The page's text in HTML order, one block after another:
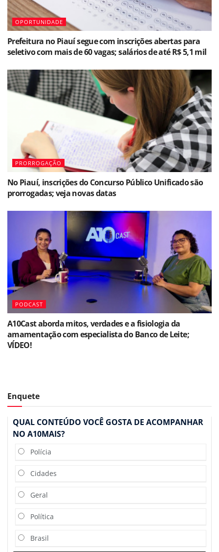
OPORTUNIDADE
Prefeitura no Piauí segue com inscrições abertas para
seletivo com mais de 60 vagas; salários de até R$ 5,1 mil
PRORROGAÇÃO
No Piauí, inscrições do Concurso Público Unificado são
prorrogadas; veja novas datas
PODCAST
A10Cast aborda mitos, verdades e a fisiologia da
amamentação com especialista do Banco de Leite;
VÍDEO!
Enquete
QUAL CONTEÚDO VOCÊ GOSTA DE ACOMPANHAR
NO A10MAIS?
Polícia
Cidades
Geral
Política
Brasil